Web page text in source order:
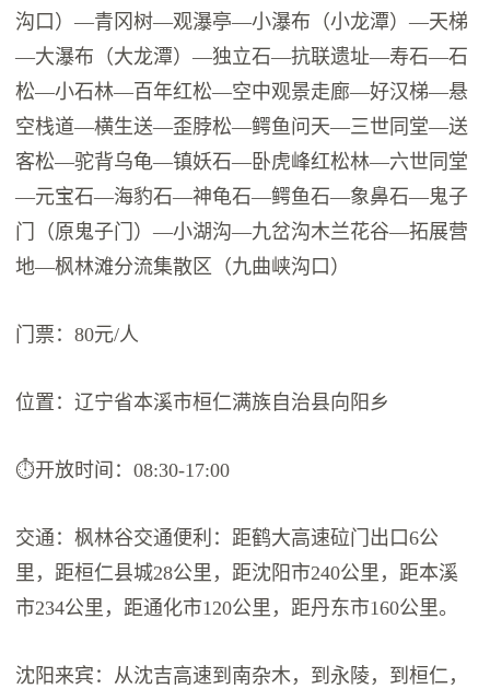
沟口）—青冈树—观瀑亭—小瀑布（小龙潭）—天梯
—大瀑布（大龙潭）—独立石—抗联遗址—寿石—石
松—小石林—百年红松—空中观景走廊—好汉梯—悬
空栈道—横生送—歪脖松—鳄鱼问天—三世同堂—送
客松—驼背乌龟—镇妖石—卧虎峰红松林—六世同堂
—元宝石—海豹石—神龟石—鳄鱼石—象鼻石—鬼子
门（原鬼子门）—小湖沟—九岔沟木兰花谷—拓展营
地—枫林滩分流集散区（九曲峡沟口）
门票：80元/人
位置：辽宁省本溪市桓仁满族自治县向阳乡
⏱开放时间：08:30-17:00
交通：枫林谷交通便利：距鹤大高速砬门出口6公
里，距桓仁县城28公里，距沈阳市240公里，距本溪
市234公里，距通化市120公里，距丹东市160公里。
沈阳来宾：从沈吉高速到南杂木，到永陵，到桓仁，